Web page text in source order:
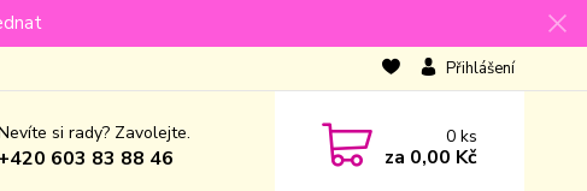
Přihlášení
si rady? Zavolejte.
+420 603 83 88 46
0ks
za 0,00 Kč